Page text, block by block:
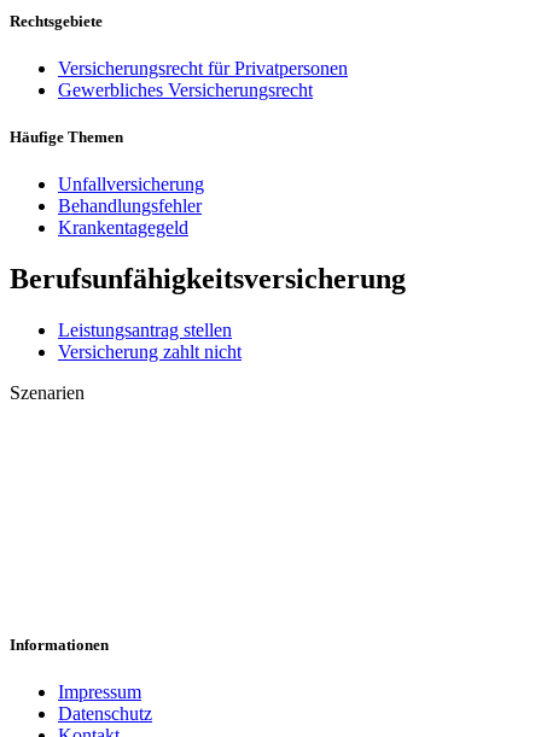
Rechtsgebiete
Versicherungsrecht für Privatpersonen
Gewerbliches Versicherungsrecht
Häufige Themen
Unfallversicherung
Behandlungsfehler
Krankentagegeld
Berufsunfähigkeitsversicherung
Leistungsantrag stellen
Versicherung zahlt nicht
Szenarien
Informationen
Impressum
Datenschutz